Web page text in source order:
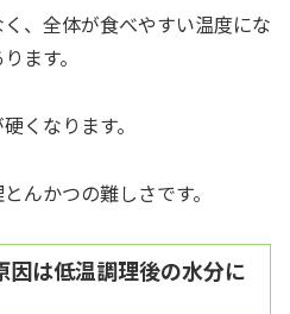
、全体が食べやすい温度にな
ます。
くなります。
んかつの難しさです。
因は低温調理後の水分に